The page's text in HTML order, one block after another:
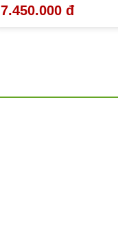
7.450.000 đ